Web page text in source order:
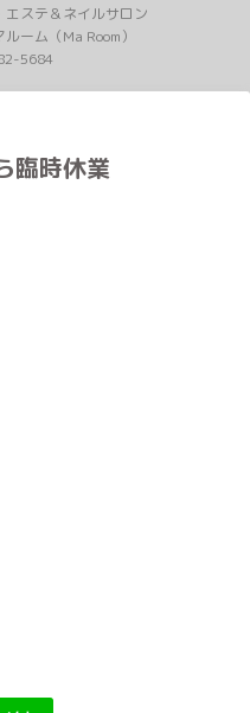
ステ＆ネイルサロン
ーム（Ma Room）
5684
臨時休業